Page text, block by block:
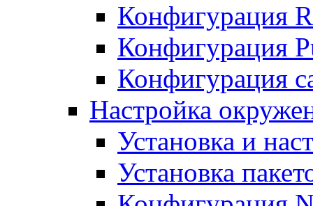
Конфигурация
Конфигурация
Конфигурация
Настройка
Установка и
Установка